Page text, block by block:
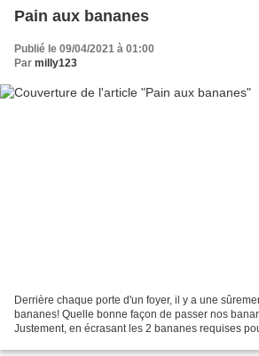
Pain aux bananes
Publié le 09/04/2021 à 01:00
Par milly123
Derrière chaque porte d'un foyer, il y a une
bananes! Quelle bonne façon de passer nos
Justement, en écrasant les 2 bananes requises